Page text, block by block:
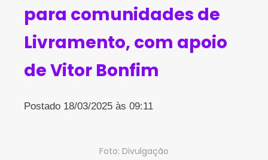
para comunidades de
Livramento, com apoio
de Vitor Bonfim
Postado 18/03/2025 às 09:11
Foto: Divulgação